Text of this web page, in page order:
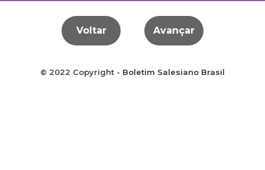
Voltar Avançar
© 2022 Copyright - Boletim Salesiano Brasil